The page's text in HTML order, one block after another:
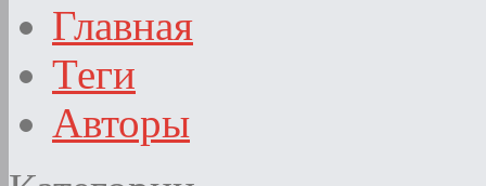
Главная
Теги
Авторы